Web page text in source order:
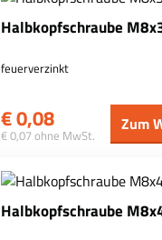
Halbkopfschraube
feuerverzinkt
€0,08
€ 0,07 ohne MwSt.
Zum
Halbkopfschraube